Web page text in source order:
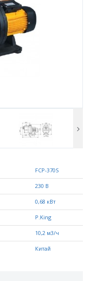
FCP-370S
230 В
0,68 кВт
P.King
10,2 м3/ч
Китай